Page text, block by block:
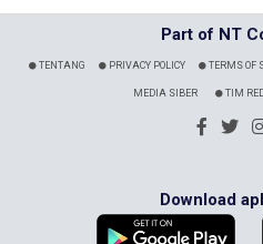
Part of NT
TENTANG PRIVACY POLICY TERMS OF
MEDIA SIBER TIM
Download